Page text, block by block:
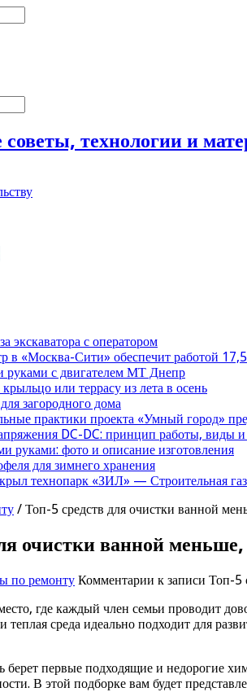
экскаватора с оператором
в «Москва-Сити» обеспечит работой
руками с двигателем МТ Днепр
или террасу из лета в осень
загородного дома
практики проекта «Умный город»
DC-DC: принцип работы, виды
руками: фото и описание изготовления
для зимнего хранения
технопарк «ЗИЛ» — Строительная
/ Топ-5 средств для очистки ванной
очистки ванной
по ремонту Комментарии к записи Топ-5
где каждый член семьи проводит
теплая среда идеально подходит для
берет первые подходящие и недорогие
В этой подборке вам будет